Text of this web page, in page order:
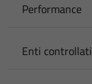
Performance
Enti controllati